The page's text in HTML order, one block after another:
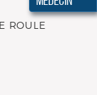
ROULE